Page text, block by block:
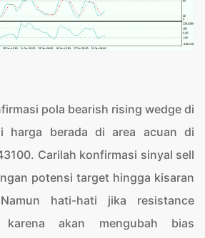
pola bearish rising wedge di
harga berada di area acuan di
Carilah konfirmasi sinyal sell
potensi target hingga kisaran
Namun hati-hati jika resistance
karena akan mengubah bias